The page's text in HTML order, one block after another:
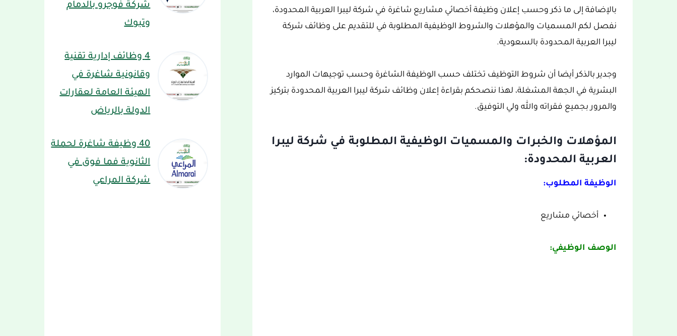
بالإضافة إلى ما ذكر وحسب إعلان وظيفة أخصائي مشاريع شاغرة في شركة ليبرا العربية المحدودة،
نفصل لكم المسميات والمؤهلات والشروط الوظيفية المطلوبة في للتقديم على وظائف شركة
ليبرا العربية المحدودة بالسعودية.
وجدير بالذكر أيضا أن شروط التوظيف تختلف حسب الوظيفة الشاغرة وحسب توجيهات الموارد
البشرية في الجهة المشغلة، لهذا ننصحكم بقراءة إعلان وظائف شركة ليبرا العربية المحدودة بتركيز
والمرور بجميع فقراته والله ولي التوفيق.
المؤهلات والخبرات والمسميات الوظيفية المطلوبة في شركة ليبرا
العربية المحدودة:
الوظيفة المطلوب:
أخصائي مشاريع
الوصف الوظيفي:
شركة فوجرو بالدمام
وتبوك
4 وظائف إدارية تقنية
وقانونية شاغرة في
الهيئة العامة لعقارات
الدولة بالرياض
40 وظيفة شاغرة لحملة
الثانوية فما فوق في
شركة المراعي